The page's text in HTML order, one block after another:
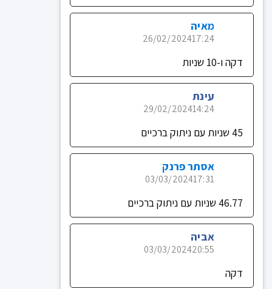
מאיה
17:24
26/02/2024
דקה ו-10 שניות
עינת
14:24
29/02/2024
45 שניות עם ניתוק ברכיים
אסתר פרנק
17:31
03/03/2024
46.77 שניות עם ניתוק ברכיים
אביה
20:55
03/03/2024
דקה